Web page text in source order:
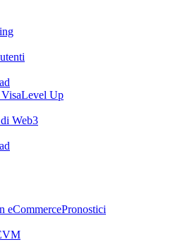
Level Up
Web3
eCommercePronostici